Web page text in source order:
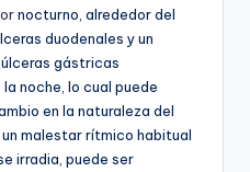
nocturno, alrededor del
duodenales y un
gástricas
noche, lo cual puede
en la naturaleza del
un malestar rítmico habitual
irradia, puede ser